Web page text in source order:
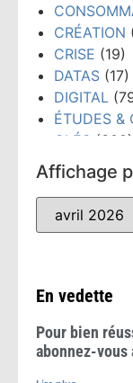
CRÉATION
CRISE (19)
DATAS (17)
DIGITAL
ÉTUDES &
CLÉS (300)
GRANDS
RADIO(10)
Affichage
En vedette
Pour bien
abonnez-vous